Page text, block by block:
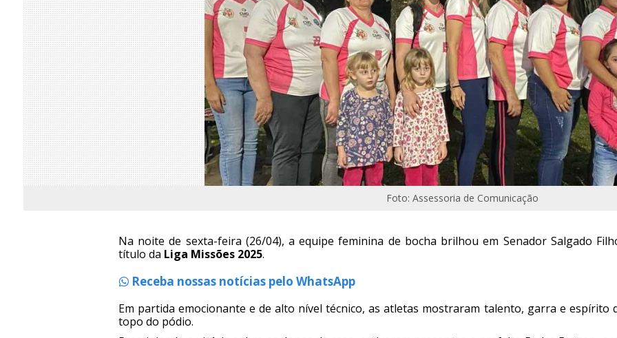
Foto: Assessoria de Comunicação
Na noite de sexta-feira (26/04), a equipe feminina de bocha brilhou em Senador Salgado
título da Liga Missões 2025.
Receba nossas notícias pelo WhatsApp
Em partida emocionante e de alto nível técnico, as atletas mostraram talento, garra e espírito
topo do pódio.